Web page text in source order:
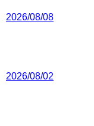
2026/08/08
2026/08/02